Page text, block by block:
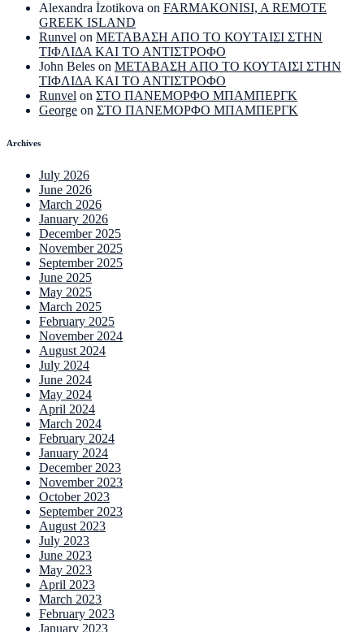
Alexandra İzotikova on FARMAKONISI, A REMOTE
GREEK ISLAND
Runvel on ΜΕΤΑΒΑΣΗ ΑΠΟ ΤΟ ΚΟΥΤΑΙΣΙ ΣΤΗΝ
ΤΙΦΛΙΔΑ ΚΑΙ ΤΟ ΑΝΤΙΣΤΡΟΦΟ
John Beles on ΜΕΤΑΒΑΣΗ ΑΠΟ ΤΟ ΚΟΥΤΑΙΣΙ ΣΤΗΝ
ΤΙΦΛΙΔΑ ΚΑΙ ΤΟ ΑΝΤΙΣΤΡΟΦΟ
Runvel on ΣΤΟ ΠΑΝΕΜΟΡΦΟ ΜΠΑΜΠΕΡΓΚ
George on ΣΤΟ ΠΑΝΕΜΟΡΦΟ ΜΠΑΜΠΕΡΓΚ
Archives
July 2026
June 2026
March 2026
January 2026
December 2025
November 2025
September 2025
June 2025
May 2025
March 2025
February 2025
November 2024
August 2024
July 2024
June 2024
May 2024
April 2024
March 2024
February 2024
January 2024
December 2023
November 2023
October 2023
September 2023
August 2023
July 2023
June 2023
May 2023
April 2023
March 2023
February 2023
January 2023